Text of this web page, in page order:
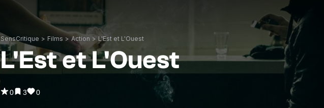
SensCritique > Films > Action > L'Est et L'Ouest
L'Est et L'Ouest
0 3 0